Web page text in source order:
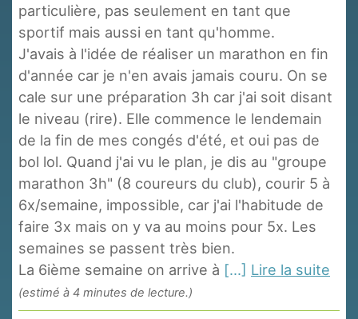
particulière, pas seulement en tant que
sportif mais aussi en tant qu'homme.
J'avais à l'idée de réaliser un marathon en fin
d'année car je n'en avais jamais couru. On se
cale sur une préparation 3h car j'ai soit disant
le niveau (rire). Elle commence le lendemain
de la fin de mes congés d'été, et oui pas de
bol lol. Quand j'ai vu le plan, je dis au "groupe
marathon 3h" (8 coureurs du club), courir 5 à
6x/semaine, impossible, car j'ai l'habitude de
faire 3x mais on y va au moins pour 5x. Les
semaines se passent très bien.
La 6ième semaine on arrive à [...] Lire la suite
(estimé à 4 minutes de lecture.)